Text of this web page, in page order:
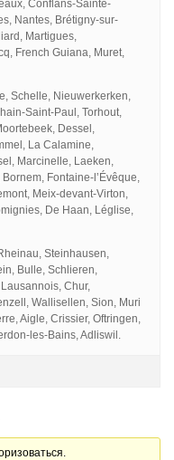
Conflans-Sainte-
Nantes, Brétigny-sur-
Martigues,
French Guiana, Muret,
Schelle, Nieuwerkerken,
Saint-Paul, Torhout,
Dessel,
La Calamine,
Marcinelle, Laeken,
Fontaine-l’Évêque,
Meix-devant-Virton,
De Haan, Léglise,
Steinhausen,
Bulle, Schlieren,
Chur,
Wallisellen, Sion, Muri
Aigle, Crissier, Oftringen,
les-Bains, Adliswil.